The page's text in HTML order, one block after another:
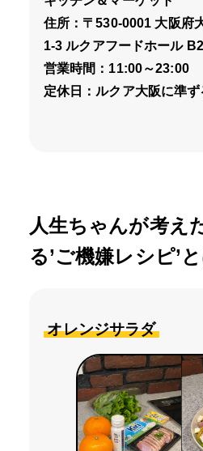
住所：〒530-0001 大阪府
1-3 ルクアフードホール
営業時間：11:00～23:00
定休日：ルクア大阪に準ず
人生ちゃんが考え
る’ご機嫌レシピ’
オレンジサラダ